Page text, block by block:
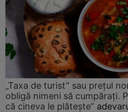
„Taxa de turist” sau prețul
obligă nimeni să cumpărați.
că cineva le plătește”